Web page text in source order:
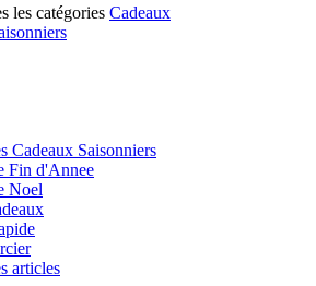
les catégories Cadeaux
Cadeaux Saisonniers
Fin d'Annee
Noel
articles